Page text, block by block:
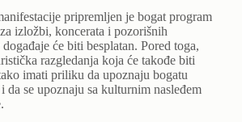
pripremljen je bogat program
izložbi, koncerata i pozorišnih
će biti besplatan. Pored toga,
razgledanja koja će takođe biti
imati priliku da upoznaju bogatu
da se upoznaju sa kulturnim nasleđem